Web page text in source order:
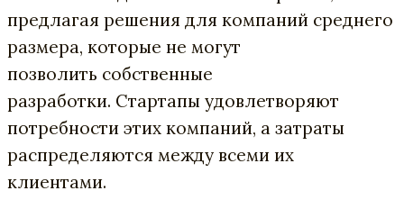
предлагая решения для компаний среднего
размера, которые не могут
позволить собственные
разработки. Стартапы удовлетворяют
потребности этих компаний, а затраты
распределяются между всеми их
клиентами.